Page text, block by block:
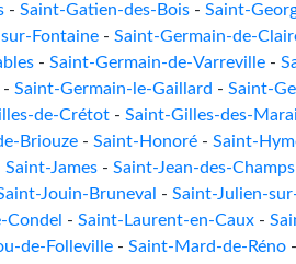
- Saint-Gatien-des-Bois - Saint-
Fontaine - Saint-Germain-de-
- Saint-Germain-de-Varreville -
- Saint-Germain-le-Gaillard - Saint-
de-Crétot - Saint-Gilles-des-
Briouze - Saint-Honoré - Saint-
Saint-James - Saint-Jean-des-Champs
Jouin-Bruneval - Saint-Julien-
Condel - Saint-Laurent-en-Caux -
de-Folleville - Saint-Mard-de-Réno -